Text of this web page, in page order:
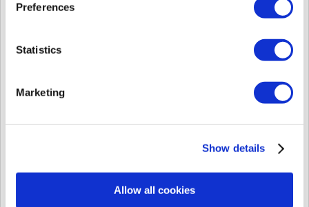
Preferences
Statistics
Marketing
Show details
Allow all cookies
1. Rendimiento de detección de movimiento mejorado para entornos con poca
3. Se mejoraron todos los mensajes emergentes que se muestran en el
en Tiempo de espera del mensaje.